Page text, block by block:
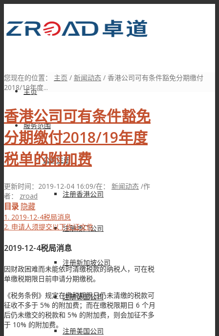
主页
服务范围
公司注册
注册香港公司
注册澳门公司
注册新加坡公司
注册英国公司
注册美国公司
您现在的位置： 主页 / 新闻动态 / 香港公司可有条件豁免分期缴付
2018/19年度...
香港公司可有条件豁免
分期缴付2018/19年度
税单的附加费
更新时间：2019-12-04 16:09/在： 新闻动态 /作
者： zroad
目录 隐藏
1. 2019-12-4税局消息
2. 申请人须提交以下佐证文件
2019-12-4税局消息
因财政困难而未能依时清缴税款的纳税人，可在税
单缴税期限日前申请分期缴税。
《税务条例》规定在缴税期限日仍未清缴的税款可
征收不多于 5% 的附加费；而在缴税限期日 6 个月
后仍未缴交的税款和 5% 的附加费，则会加征不多
于 10% 的附加费。